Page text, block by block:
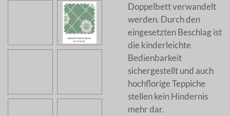
Doppelbett verwandelt
werden. Durch den
eingesetzten Beschlag ist
die kinderleichte
Bedienbarkeit
sichergestellt und auch
hochflorige Teppiche
stellen kein Hindernis
mehr dar.